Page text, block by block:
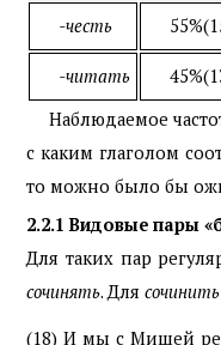
-честь
-читать
Наблюдаемое
с каким глаголом
то можно было бы
2.2.1 Видовые пары
Для таких пар
сочинять. Для сочинить
(18) И мы с Мишей